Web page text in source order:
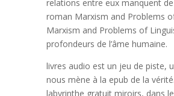
relations entre eux manquent
roman Marxism and Problems
Marxism and Problems of
profondeurs de l’âme humaine.
livres audio est un jeu de piste,
nous mène à la epub de la
labyrinthe gratuit miroirs, dans